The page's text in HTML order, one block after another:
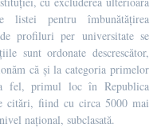
pentru îmbunătățirea
profiluri per universitate se
sunt ordonate descrescător,
că și la categoria primelor
fel, primul loc în Republica
citări, fiind cu circa 5000 mai
național, subclasată.